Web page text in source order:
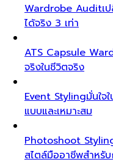
Wardrobe Auditเ
ได้จริง 3 เท่า
ATS Capsule
จริงในชีวิตจริง
Event Stylingมั่นใ
แบบและเหมาะสม
Photoshoot
สไตล์มืออาชีพสำหรั